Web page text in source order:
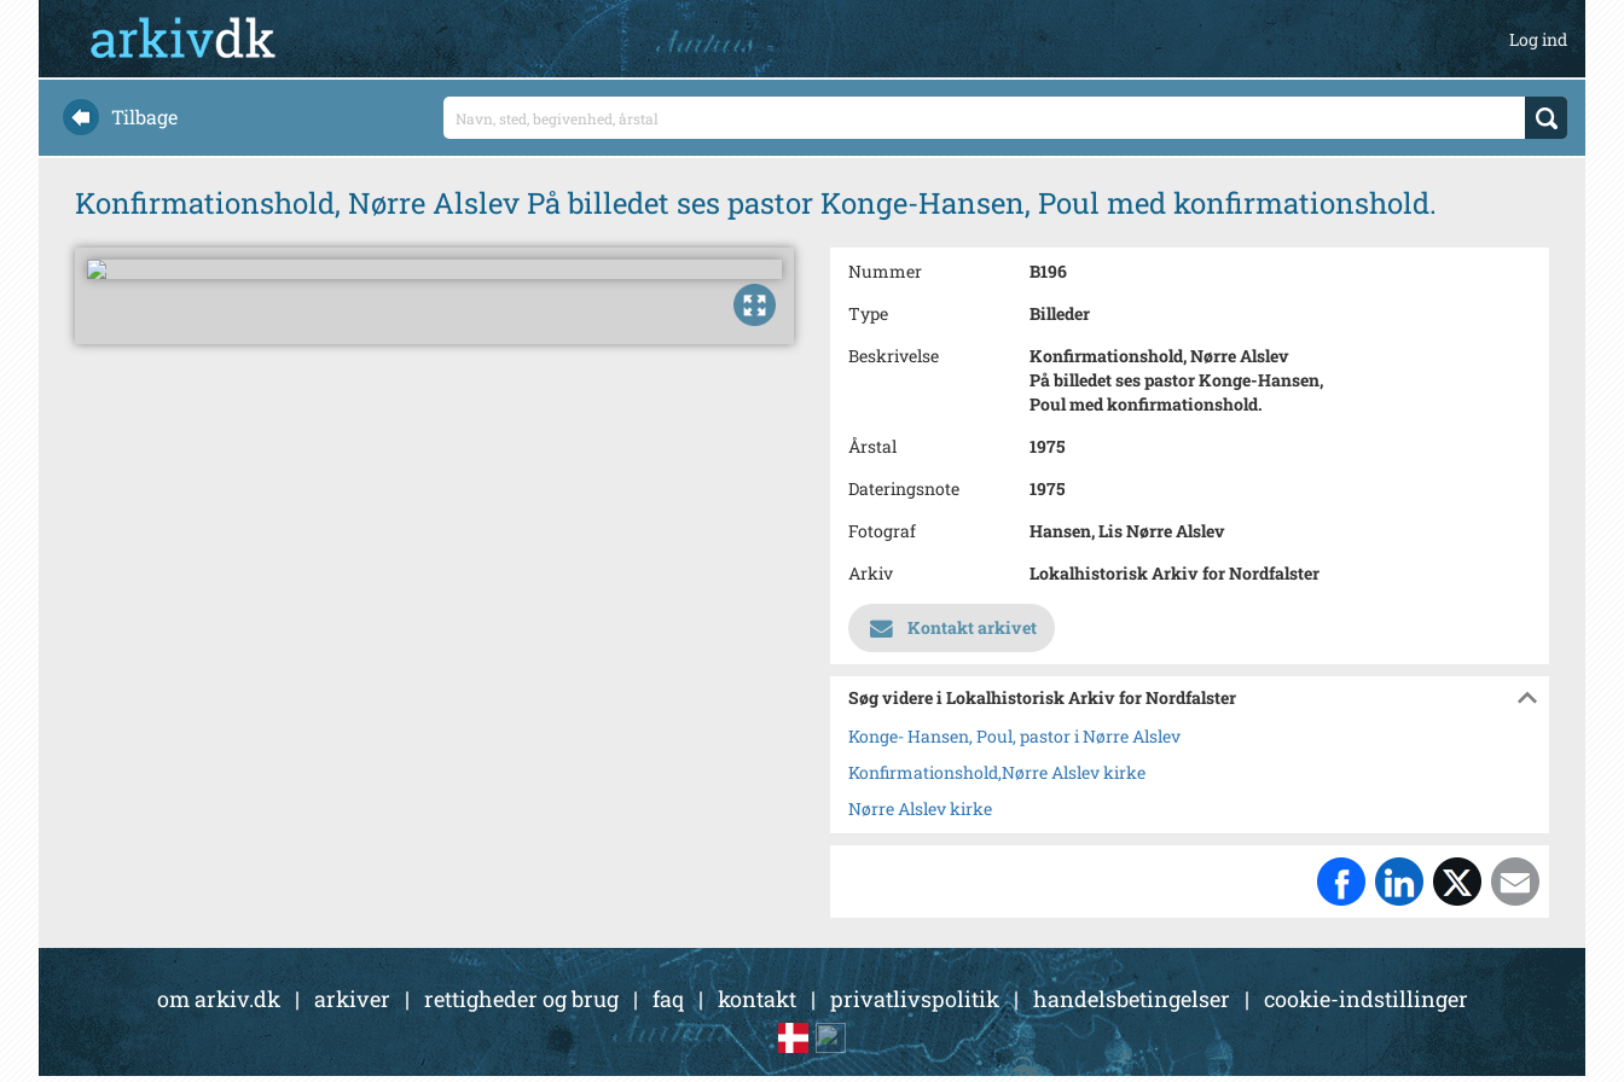
Log ind
Tilbage
Konfirmationshold, Nørre Alslev På billedet ses pastor Konge-Hansen, Poul med konfirmationshold.
Nummer
B196
Type
Billeder
Beskrivelse
Konfirmationshold, Nørre Alslev
På billedet ses pastor Konge-Hansen,
Poul med konfirmationshold.
Årstal
1975
Dateringsnote
1975
Fotograf
Hansen, Lis Nørre Alslev
Arkiv
Lokalhistorisk Arkiv for Nordfalster
Kontakt arkivet
Søg videre i Lokalhistorisk Arkiv for Nordfalster
Konge- Hansen, Poul, pastor i Nørre Alslev
Konfirmationshold,Nørre Alslev kirke
Nørre Alslev kirke
om arkiv.dk | arkiver| rettigheder og brug|faq |kontakt| privatlivspolitik|handelsbetingelser | cookie-indstillinger